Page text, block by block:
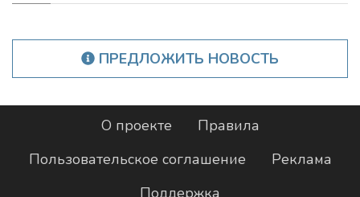
ПРЕДЛОЖИТЬ НОВОСТЬ
О проекте
Правила
Пользовательское соглашение
Реклама
Поддержка